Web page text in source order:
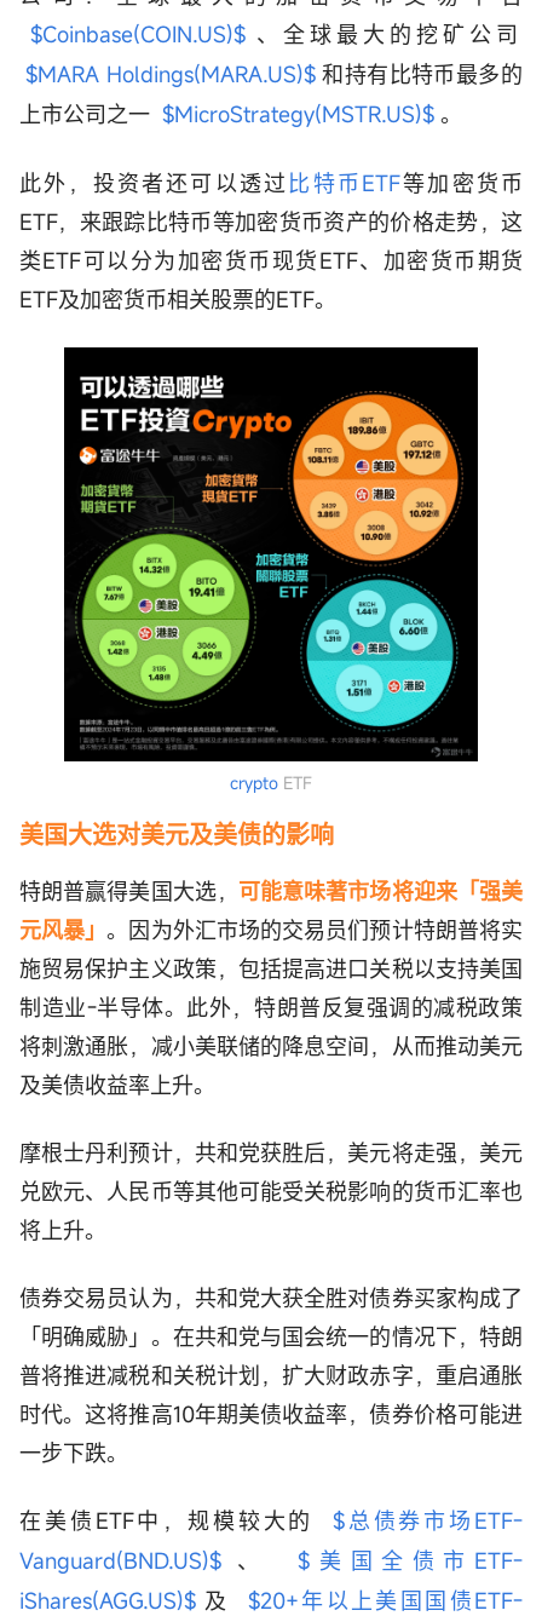
$Coinbase(COIN.US)$ 、全球最大的挖矿公司
$MARA Holdings(MARA.US)$ 和持有比特币最多的
上市公司之一 $MicroStrategy(MSTR.US)$ 。
此外，投资者还可以透过 比特币ETF等加密货币
ETF，来跟踪比特币等加密货币资产的价格走势，这
类ETF可以分为加密货币现货ETF、加密货币期货
ETF及加密货币相关股票的ETF。
crypto ETF
美国大选对美元及美债的影响
特朗普赢得美国大选， 可能意味著市场将迎来「强美
元风暴」。因为外汇市场的交易员们预计特朗普将实
施贸易保护主义政策，包括提高进口关税以支持美国
制造业-半导体。此外，特朗普反复强调的减税政策
将刺激通胀，减小美联储的降息空间，从而推动美元
及美债收益率上升。
摩根士丹利预计，共和党获胜后，美元将走强，美元
兑欧元、人民币等其他可能受关税影响的货币汇率也
将上升。
债券交易员认为，共和党大获全胜对债券买家构成了
「明确威胁」。在共和党与国会统一的情况下，特朗
普将推进减税和关税计划，扩大财政赤字，重启通胀
时代。这将推高10年期美债收益率，债券价格可能进
一步下跌。
在美债ETF中，规模较大的
$总债券市场ETF-
Vanguard(BND.US)$ 、
$美国全债市ETF-
iShares(AGG.US)$ 及
$20+年以上美国国债ETF-